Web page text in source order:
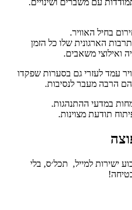
עם משברים ושינויים.
הארגונית שלו כל הזמן
ואילוצי משאבים.
עמד לעזרי גם בסערות שפקדו
הרבה מעבר לנסיבות.
במדעי ההתנהגות.
ישירות למייל, תכל׳ס, בלי